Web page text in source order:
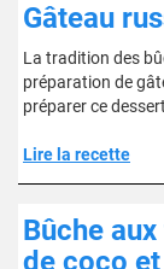
Gâteau
La tradition des
préparation de
préparer ce
Lire la recette
Bûche
de coco